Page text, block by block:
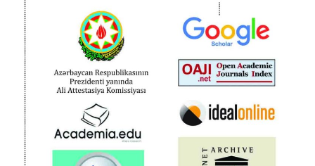
Azerbaijani English